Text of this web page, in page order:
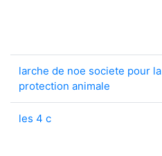
larche de noe societe pour la
protection animale
les 4 c